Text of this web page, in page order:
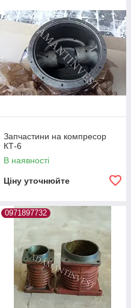
Запчастини на компресор
КТ-6
В наявності
Ціну уточнюйте
0971897732